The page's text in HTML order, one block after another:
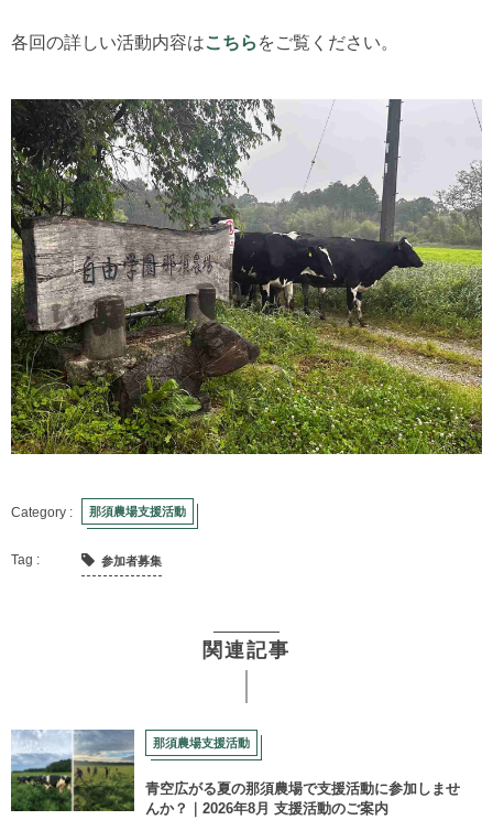
各回の詳しい活動内容はこちら をご覧ください。
那須農場支援活動
参加者募集
関連記事
那須農場支援活動
青空広がる夏の那須農場で支援活動に参加しませ
んか？｜2026年8月 支援活動のご案内